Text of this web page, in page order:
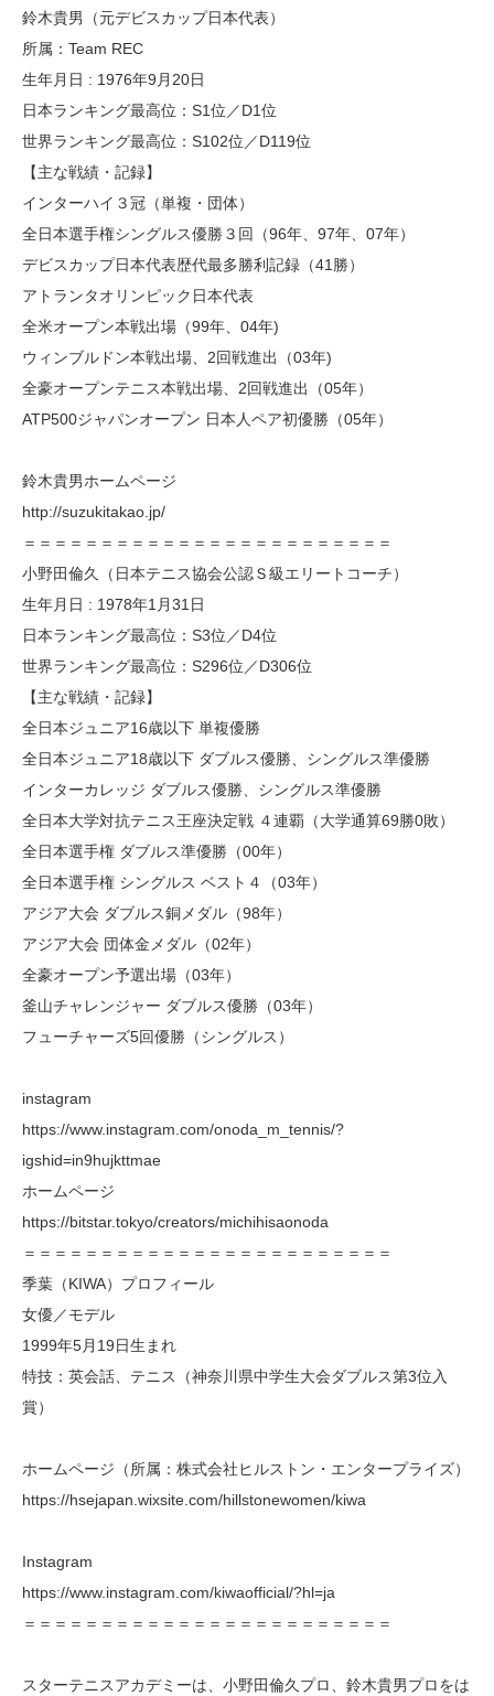
鈴木貴男（元デビスカップ日本代表）
所属：Team REC
生年月日 : 1976年9月20日
日本ランキング最高位：S1位／D1位
世界ランキング最高位：S102位／D119位
【主な戦績・記録】
インターハイ３冠（単複・団体）
全日本選手権シングルス優勝３回（96年、97年、07年）
デビスカップ日本代表歴代最多勝利記録（41勝）
アトランタオリンピック日本代表
全米オープン本戦出場（99年、04年)
ウィンブルドン本戦出場、2回戦進出（03年)
全豪オープンテニス本戦出場、2回戦進出（05年）
ATP500ジャパンオープン 日本人ペア初優勝（05年）
鈴木貴男ホームページ
http://suzukitakao.jp/
＝＝＝＝＝＝＝＝＝＝＝＝＝＝＝＝＝＝＝＝＝＝＝＝
小野田倫久（日本テニス協会公認Ｓ級エリートコーチ）
生年月日 : 1978年1月31日
日本ランキング最高位：S3位／D4位
世界ランキング最高位：S296位／D306位
【主な戦績・記録】
全日本ジュニア16歳以下 単複優勝
全日本ジュニア18歳以下 ダブルス優勝、シングルス準優勝
インターカレッジ ダブルス優勝、シングルス準優勝
全日本大学対抗テニス王座決定戦 ４連覇（大学通算69勝0敗）
全日本選手権 ダブルス準優勝（00年）
全日本選手権 シングルス ベスト４（03年）
アジア大会 ダブルス銅メダル（98年）
アジア大会 団体金メダル（02年）
全豪オープン予選出場（03年）
釜山チャレンジャー ダブルス優勝（03年）
フューチャーズ5回優勝（シングルス）
instagram
https://www.instagram.com/onoda_m_tennis/?
igshid=in9hujkttmae
ホームページ
https://bitstar.tokyo/creators/michihisaonoda
＝＝＝＝＝＝＝＝＝＝＝＝＝＝＝＝＝＝＝＝＝＝＝＝
季葉（KIWA）プロフィール
女優／モデル
1999年5月19日生まれ
特技：英会話、テニス（神奈川県中学生大会ダブルス第3位入
賞）
ホームページ（所属：株式会社ヒルストン・エンタープライズ）
https://hsejapan.wixsite.com/hillstonewomen/kiwa
Instagram
https://www.instagram.com/kiwaofficial/?hl=ja
＝＝＝＝＝＝＝＝＝＝＝＝＝＝＝＝＝＝＝＝＝＝＝＝
スターテニスアカデミーは、小野田倫久プロ、鈴木貴男プロをは